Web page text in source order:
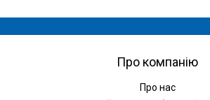
Про компанію
Про нас